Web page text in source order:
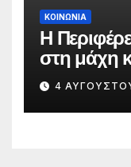
ΚΟΙΝΩΝΙΑ
Η
στη μάχη
Δράσεις
4